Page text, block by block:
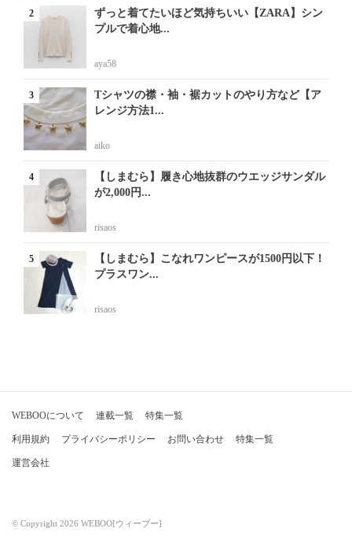
ずっと着てたいほど気持ちいい【ZARA】シン
プルで着心地...
aya58
Tシャツの襟・袖・裾カットのやり方など【ア
レンジ方法1...
aiko
【しまむら】履き心地抜群のウエッジサンダル
が2,000円...
risaos
【しまむら】こなれワンピースが1500円以下！
プラスワン...
risaos
WEBOOについて 連載一覧 特集一覧
利用規約 プライバシーポリシー お問い合わせ 特集一覧
運営会社
© Copyright 2026 WEBOO[ウィーブー]